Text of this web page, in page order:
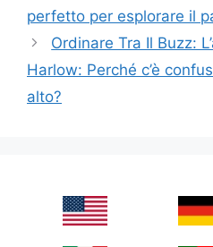
perfetto per esplorare il
Ordinare Tra Il Buzz:
Harlow: Perché c’è
alto?